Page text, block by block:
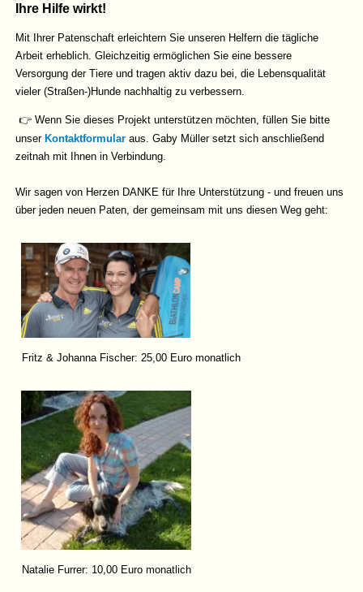
Ihre Hilfe wirkt!
Mit Ihrer Patenschaft erleichtern Sie unseren Helfern die tägliche
Arbeit erheblich. Gleichzeitig ermöglichen Sie eine bessere
Versorgung der Tiere und tragen aktiv dazu bei, die Lebensqualität
vieler (Straßen-)Hunde nachhaltig zu verbessern.
👉 Wenn Sie dieses Projekt unterstützen möchten, füllen Sie bitte
unserKontaktformular aus. Gaby Müller setzt sich anschließend
zeitnah mit Ihnen in Verbindung.
Wir sagen von Herzen DANKE für Ihre Unterstützung - und freuen uns
über jeden neuen Paten, der gemeinsam mit uns diesen Weg geht:
Fritz & Johanna Fischer: 25,00 Euro monatlich
Natalie Furrer: 10,00 Euro monatlich